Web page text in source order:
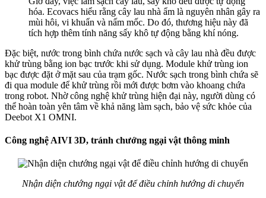
hóa. Ecovacs hiểu rằng cây lau nhà ẩm là nguyên nhân gây ra
mùi hôi, vi khuẩn và nấm mốc. Do đó, thương hiệu này đã
tích hợp thêm tính năng sấy khô tự động bằng khí nóng.
Đặc biệt, nước trong bình chứa nước sạch và cây lau nhà đều được
khử trùng bằng ion bạc trước khi sử dụng. Module khử trùng ion
bạc được đặt ở mặt sau của trạm gốc. Nước sạch trong bình chứa sẽ
đi qua module để khử trùng rồi mới được bơm vào khoang chứa
trong robot. Nhờ công nghệ khử trùng hiện đại này, người dùng có
thể hoàn toàn yên tâm về khả năng làm sạch, bảo vệ sức khỏe của
Deebot X1 OMNI.
Công nghệ AIVI 3D, tránh chướng ngại vật thông minh
Nhận diện chướng ngại vật để điều chỉnh hướng di chuyển